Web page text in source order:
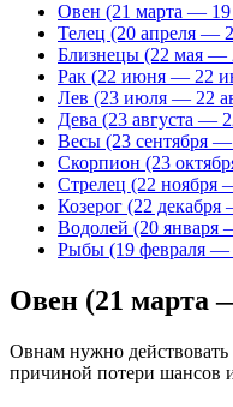
Овен (21 марта — 19
Телец (20 апреля —
Близнецы (22 мая —
Рак (22 июня — 22
Лев (23 июля — 22
Дева (23 августа —
Весы (23 сентября —
Скорпион (23
Стрелец (22 ноября
Козерог (22
Водолей (20 января
Рыбы (19 февраля —
Овен (21 марта
Овнам нужно действовать
причиной потери шансов